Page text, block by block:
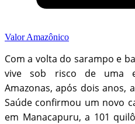
Valor Amazônico
Com a volta do sarampo e
vive sob risco de uma
Amazonas, após dois anos,
Saúde confirmou um novo
em Manacapuru, a 101